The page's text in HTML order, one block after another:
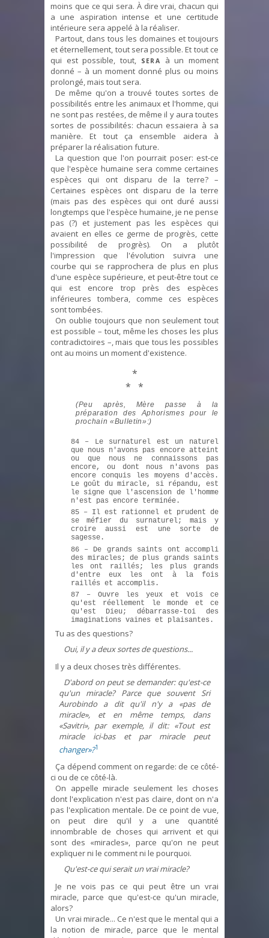
moins que ce qui sera. À dire vrai, chacun qui
a une aspiration intense et une certitude
intérieure sera appelé à la réaliser.
Partout, dans tous les domaines et toujours
et éternellement, tout sera possible. Et tout ce
qui est possible, tout,
SERA
à un moment
donné – à un moment donné plus ou moins
prolongé, mais tout sera.
De même qu'on a trouvé toutes sortes de
possibilités entre les animaux et l'homme, qui
ne sont pas restées, de même il y aura toutes
sortes de possibilités: chacun essaiera à sa
manière. Et tout ça ensemble aidera à
préparer la réalisation future.
La question que l'on pourrait poser: est-ce
que l'espèce humaine sera comme certaines
espèces qui ont disparu de la terre? –
Certaines espèces ont disparu de la terre
(mais pas des espèces qui ont duré aussi
longtemps que l'espèce humaine, je ne pense
pas (?) et justement pas les espèces qui
avaient en elles ce germe de progrès, cette
possibilité de progrès). On a plutôt
l'impression que l'évolution suivra une
courbe qui se rapprochera de plus en plus
d'une espèce supérieure, et peut-être tout ce
qui est encore trop près des espèces
inférieures tombera, comme ces espèces
sont tombées.
On oublie toujours que non seulement tout
est possible – tout, même les choses les plus
contradictoires –, mais que tous les possibles
ont au moins un moment d'existence.
*
* *
(Peu après, Mère passe à la
préparation des Aphorismes pour le
prochain «Bulletin»:)
84 – Le surnaturel est un naturel
que nous n'avons pas encore atteint
ou que nous ne connaissons pas
encore, ou dont nous n'avons pas
encore conquis les moyens d'accès.
Le goût du miracle, si répandu, est
le signe que l'ascension de l'homme
n'est pas encore terminée.
85 – Il est rationnel et prudent de
se méfier du surnaturel; mais y
croire aussi est une sorte de
sagesse.
86 – De grands saints ont accompli
des miracles; de plus grands saints
les ont raillés; les plus grands
d'entre eux les ont à la fois
raillés et accomplis.
87 – Ouvre les yeux et vois ce
qu'est réellement le monde et ce
qu'est Dieu; débarrasse-toi des
imaginations vaines et plaisantes.
Tu as des questions?
Oui, il y a deux sortes de questions...
Il y a deux choses très différentes.
D'abord on peut se demander: qu'est-ce
qu'un miracle? Parce que souvent Sri
Aurobindo a dit qu'il n'y a «pas de
miracle», et en même temps, dans
«Savitri», par exemple, il dit: «Tout est
miracle ici-bas et par miracle peut
changer»?1
Ça dépend comment on regarde: de ce côté-
ci ou de ce côté-là.
On appelle miracle seulement les choses
dont l'explication n'est pas claire, dont on n'a
pas l'explication mentale. De ce point de vue,
on peut dire qu'il y a une quantité
innombrable de choses qui arrivent et qui
sont des «miracles», parce qu'on ne peut
expliquer ni le comment ni le pourquoi.
Qu'est-ce qui serait un vrai miracle?
Je ne vois pas ce qui peut être un vrai
miracle, parce que qu'est-ce qu'un miracle,
alors?
Un vrai miracle... Ce n'est que le mental qui a
la notion de miracle, parce que le mental